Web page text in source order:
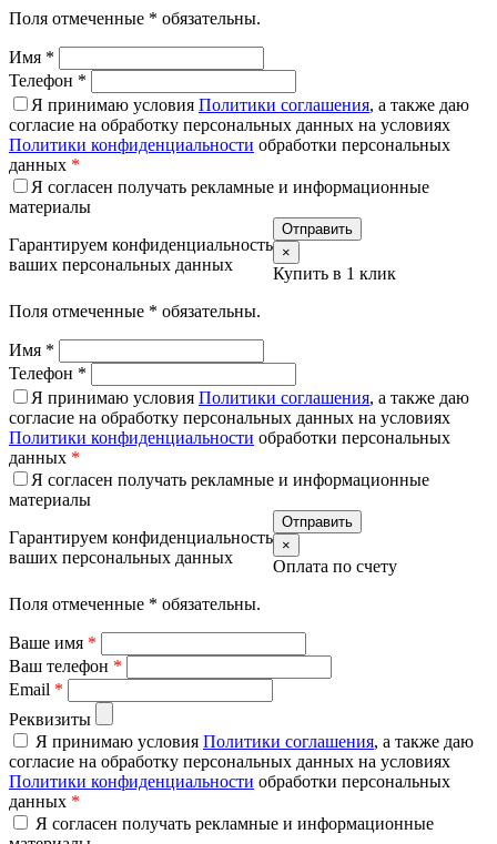
Поля отмеченные * обязательны.
Имя *
Телефон *
Я принимаю условия Политики соглашения, а также даю
согласие на обработку персональных данных на условиях
Политики конфиденциальности обработки персональных
данных *
Я согласен получать рекламные и информационные
материалы
Гарантируем конфиденциальность
ваших персональных данных
×
Купить в 1 клик
Поля отмеченные * обязательны.
Имя *
Телефон *
Я принимаю условия Политики соглашения, а также даю
согласие на обработку персональных данных на условиях
Политики конфиденциальности обработки персональных
данных *
Я согласен получать рекламные и информационные
материалы
Гарантируем конфиденциальность
ваших персональных данных
×
Оплата по счету
Поля отмеченные * обязательны.
Ваше имя *
Ваш телефон *
Email *
Реквизиты
Я принимаю условия Политики соглашения, а также даю
согласие на обработку персональных данных на условиях
Политики конфиденциальности обработки персональных
данных *
Я согласен получать рекламные и информационные